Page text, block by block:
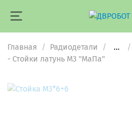
Главная Радиодетали
...
- Стойки латунь М3 "МаПа"